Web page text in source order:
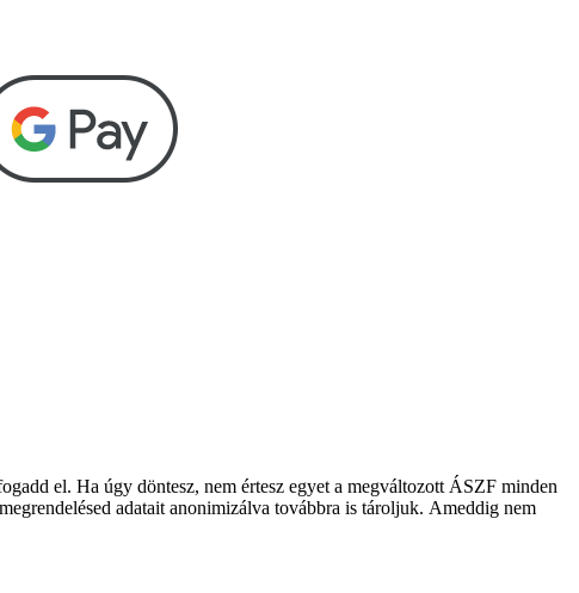
el. Ha úgy döntesz, nem értesz egyet a megváltozott ÁSZF minden
adatait anonimizálva továbbra is tároljuk. Ameddig nem